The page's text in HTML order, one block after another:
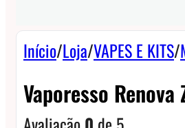
Início/Loja/VAPES E KITS/
Vaporesso